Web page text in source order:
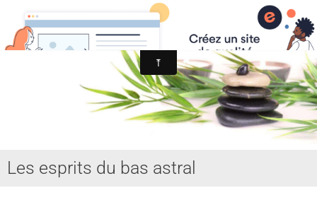
MYST SPIRITISME et ASTRAL
ASTRAL, SPHERES, TERRE
REINCARNATION
Les esprits du bas astral